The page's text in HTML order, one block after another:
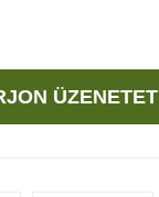
ÜZENETET